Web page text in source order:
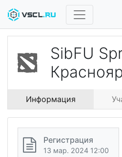
SibFU
Информация
Регистрация
13 мар. 2024 12:00